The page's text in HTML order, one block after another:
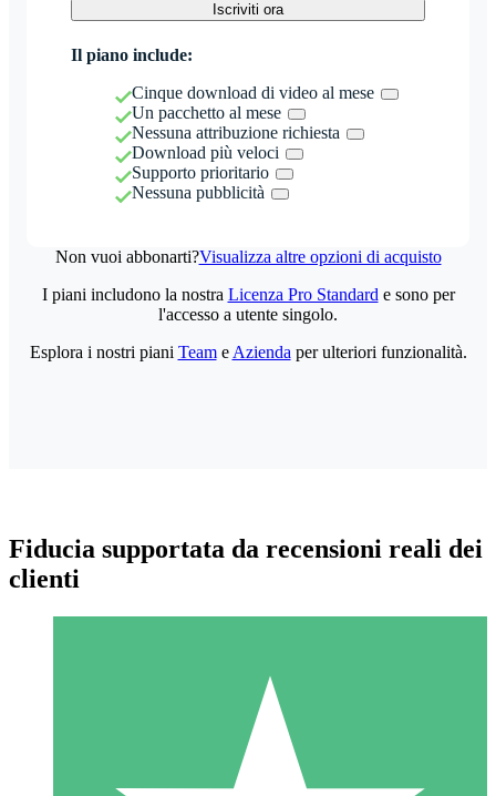
Iscriviti ora
Il piano include:
Cinque download di video al mese
Un pacchetto al mese
Nessuna attribuzione richiesta
Download più veloci
Supporto prioritario
Nessuna pubblicità
Non vuoi abbonarti?Visualizza altre opzioni di acquisto
Pacchetti di Crediti Individuali
I piani includono la nostra Licenza Pro Standard e sono per
l'accesso a utente singolo.
Esplora i nostri piani Teame Azienda per ulteriori funzionalità.
Fiducia supportata da recensioni reali dei
clienti